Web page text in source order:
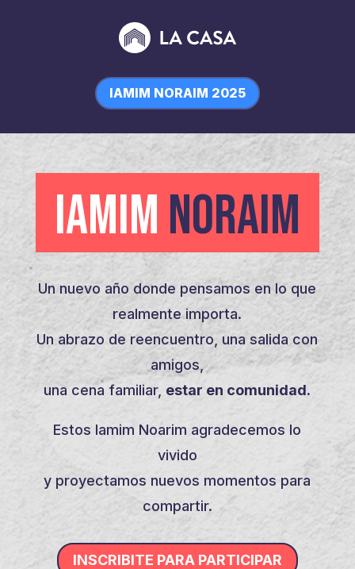
IAMIM NORAIM 2025
IAMIM NORAIM
Un nuevo año donde pensamos en lo que
realmente importa.
Un abrazo de reencuentro, una salida con
amigos,
una cena familiar, estar en comunidad.
Estos Iamim Noarim agradecemos lo
vivido
y proyectamos nuevos momentos para
compartir.
INSCRIBITE PARA PARTICIPAR